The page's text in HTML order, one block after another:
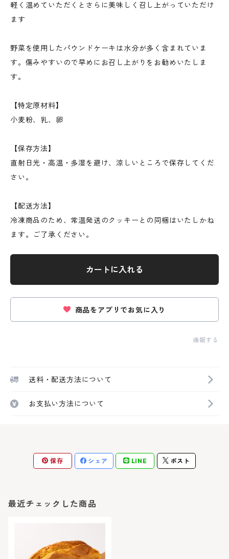
軽く温めていただくとさらに美味しく召し上がっていただけ
ます
野菜を使用したパウンドケーキは水分が多く含まれていま
す。傷みやすいので早めにお召し上がりをお勧めいたしま
す。
【特定原材料】
小麦粉、乳、卵
【保存方法】
直射日光・高温・多湿を避け、涼しいところで保存してくだ
さい。
【配送方法】
冷凍商品のため、常温発送のクッキーとの同梱はいたしかね
ます。ご了承ください。
カートに入れる
商品をアプリでお気に入り
通報する
送料・配送方法について
お支払い方法について
保存 シェア LINE ポスト
最近チェックした商品